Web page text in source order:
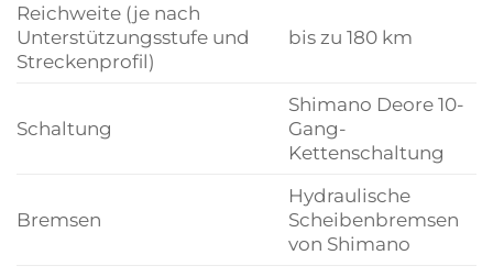
Reichweite (je nach
Unterstützungsstufe und
Streckenprofil)
bis zu 180 km
Schaltung
Shimano Deore 10-
Gang-
Kettenschaltung
Bremsen
Hydraulische
Scheibenbremsen
von Shimano